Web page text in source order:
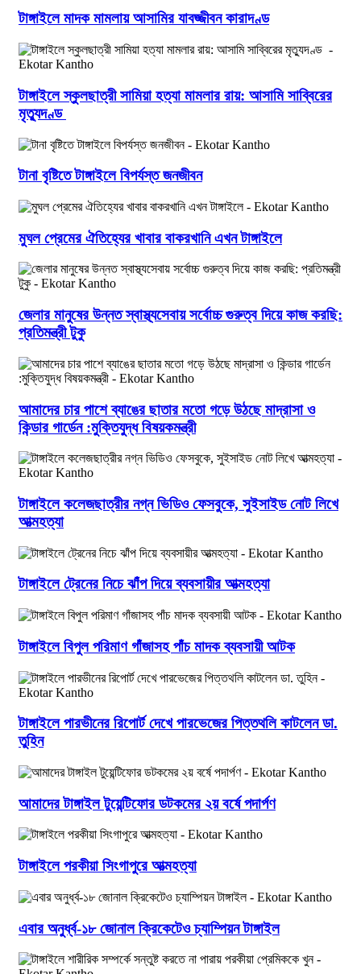
টাঙ্গাইলে মাদক মামলায় আসামির যাবজ্জীবন কারাদণ্ড
টাঙ্গাইলে স্কুলছাত্রী সামিয়া হত্যা মামলার রায়: আসামি সাব্বিরের
মৃত্যুদণ্ড
টানা বৃষ্টিতে টাঙ্গাইলে বিপর্যস্ত জনজীবন
মুঘল প্রেমের ঐতিহ্যের খাবার বাকরখানি এখন টাঙ্গাইলে
জেলার মানুষের উন্নত স্বাস্থ্যসেবায় সর্বোচ্চ গুরুত্ব দিয়ে কাজ করছি:
প্রতিমন্ত্রী টুকু
আমাদের চার পাশে ব্যাঙের ছাতার মতো গড়ে উঠছে মাদ্রাসা ও
কিন্ডার গার্ডেন :মুক্তিযুদ্ধ বিষয়কমন্ত্রী
টাঙ্গাইলে কলেজছাত্রীর নগ্ন ভিডিও ফেসবুকে, সুইসাইড নোট লিখে
আত্মহত্যা
টাঙ্গাইলে ট্রেনের নিচে ঝাঁপ দিয়ে ব্যবসায়ীর আত্মহত্যা
টাঙ্গাইলে বিপুল পরিমাণ গাঁজাসহ পাঁচ মাদক ব্যবসায়ী আটক
টাঙ্গাইলে পারভীনের রিপোর্ট দেখে পারভেজের পিত্তথলি কাটলেন ডা.
তুহিন
আমাদের টাঙ্গাইল টুয়েন্টিফোর ডটকমের ২য় বর্ষে পদার্পণ
টাঙ্গাইলে পরকীয়া সিংগাপুরে আত্মহত্যা
এবার অনুর্ধ্ব-১৮ জোনাল ক্রিকেটেও চ্যাম্পিয়ন টাঙ্গাইল